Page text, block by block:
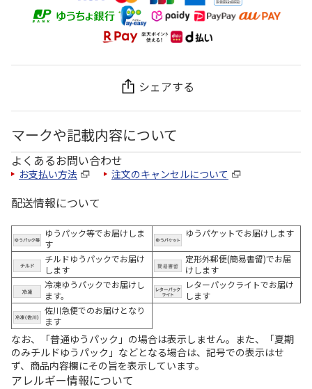
シェアする
マークや記載内容について
よくあるお問い合わせ
お支払い方法 注文のキャンセルについて
配送情報について
ゆうパック等でお届けしま
す
ゆうパケットでお届けします
チルドゆうパックでお届け
します
定形外郵便(簡易書留)でお届
けします
冷凍ゆうパックでお届けし
ます。
レターパックライトでお届け
します
佐川急便でのお届けとなり
ます
なお、「普通ゆうパック」の場合は表示しません。また、「夏期
のみチルドゆうパック」などとなる場合は、記号での表示はせ
ず、商品内容欄にその旨を表示しています。
アレルギー情報について